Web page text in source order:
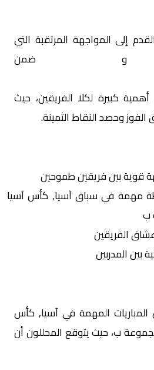
إلى المواجهة المرتقبة التي
و
ضمن
كبيرة لكلا الفريقين، حيث
وحصد النقاط الثمينة.
قوية بين فريقين طموحين
مهمة في سباق آسيا, كأس آسيا
الفريقين
بين المدربين
المهمة في آسيا, كأس
– المجموعة ب، حيث يتوقع المحللون أن